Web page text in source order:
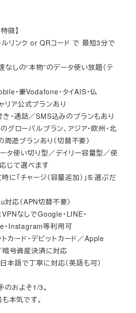
徴】
ルリンク or QRコード で 最短3分で
なしの“本物”のデータ使い放題（テ
・豪Vodafone・タイAIS・仏
ア公式プランあり
・通話／SMS込みのプランもあり
グローバルプラン、アジア・欧州・北
周遊プランあり（切替不要）
タ使い切り型／デイリー容量型／使
じて選べます
に「チャージ（容量追加）」を選ぶだ
応（APN切替不要）
なしでGoogle・LINE・
・Instagram等利用可
カード・デビットカード／Apple
号資産決済に対応
本語で丁寧に対応（英語も可）
およそ1/3。
本気です。